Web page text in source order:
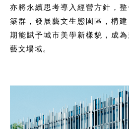
亦將永續思考導入經營方針，
築群，發展藝文生態園區，構
期能賦予城市美學新樣貌，成
藝文場域。